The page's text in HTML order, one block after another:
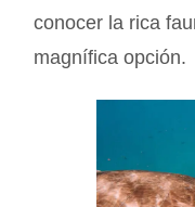
conocer la rica
magnífica opción.